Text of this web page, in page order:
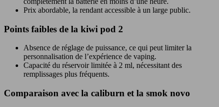
Prix abordable, la rendant accessible à un large public.
Points faibles de la kiwi pod 2
Absence de réglage de puissance, ce qui peut limiter la
personnalisation de l’expérience de vaping.
Capacité du réservoir limitée à 2 ml, nécessitant des
remplissages plus fréquents.
Comparaison avec la caliburn et la smok novo